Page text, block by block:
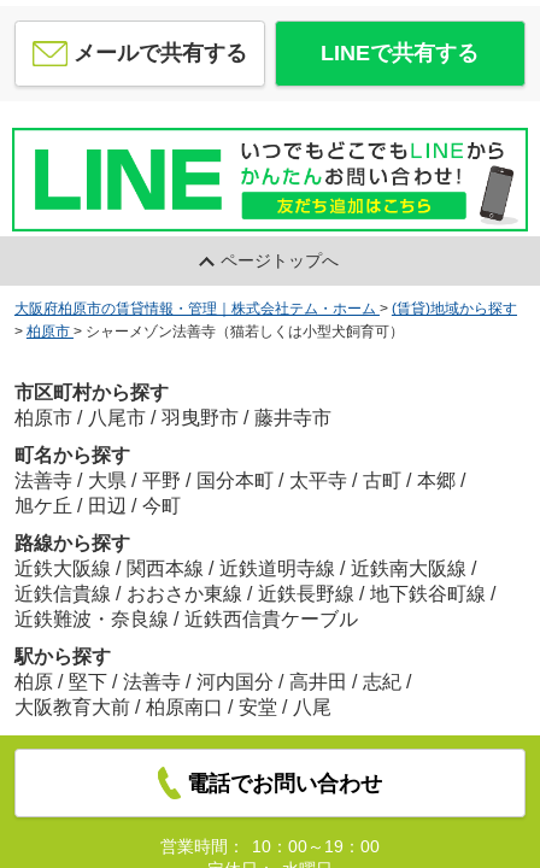
メールで共有する LINEで共有する
ページトップへ
大阪府柏原市の賃貸情報・管理｜株式会社テム・ホーム > (賃貸)地域から探す
> 柏原市 > シャーメゾン法善寺（猫若しくは小型犬飼育可）
市区町村から探す
柏原市 / 八尾市 / 羽曳野市 / 藤井寺市
町名から探す
法善寺 / 大県 / 平野 / 国分本町 / 太平寺 / 古町 / 本郷 /
旭ケ丘 / 田辺 / 今町
路線から探す
近鉄大阪線 / 関西本線 / 近鉄道明寺線 / 近鉄南大阪線 /
近鉄信貴線 / おおさか東線 / 近鉄長野線 / 地下鉄谷町線 /
近鉄難波・奈良線 / 近鉄西信貴ケーブル
駅から探す
柏原 / 堅下 / 法善寺 / 河内国分 / 高井田 / 志紀 /
大阪教育大前 / 柏原南口 / 安堂 / 八尾
電話でお問い合わせ
営業時間：
10：00～19：00